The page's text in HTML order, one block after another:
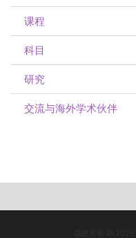
课程
科目
研究
交流与海外学术伙伴